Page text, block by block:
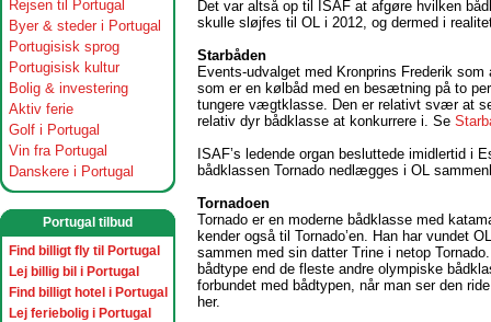
Rejsen til Portugal
Byer & steder i Portugal
Portugisisk sprog
Portugisisk kultur
Bolig & investering
Aktiv ferie
Golf i Portugal
Vin fra Portugal
Danskere i Portugal
Portugal tilbud
Find billigt fly til Portugal
Lej billig bil i Portugal
Find billigt hotel i Portugal
Lej feriebolig i Portugal
Det var altså op til ISAF at afgøre hvilken
skulle sløjfes til OL i 2012, og dermed i
Starbåden
Events-udvalget med Kronprins Frederik
som er en kølbåd med en besætning på to
tungere vægtklasse. Den er relativt svær at
relativ dyr bådklasse at konkurrere i. Se
ISAF’s ledende organ besluttede imidlertid i
bådklassen Tornado nedlægges i OL
Tornadoen
Tornado er en moderne bådklasse med
kender også til Tornado’en. Han har vundet
sammen med sin datter Trine i netop
bådtype end de fleste andre olympiske
forbundet med bådtypen, når man ser den
her.